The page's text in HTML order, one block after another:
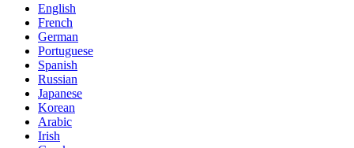
English
French
German
Portuguese
Spanish
Russian
Japanese
Korean
Arabic
Irish